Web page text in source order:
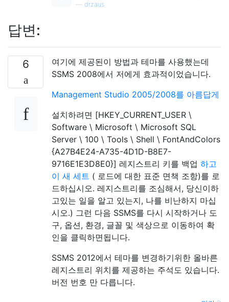
drzaus
답변:
6
여기에 제공된이 방법과 테마를 사용했는데
SSMS 2008에서 저에게 효과적이었습니다.
Management Studio 2005/2008를 아름답게
설치하려면 [HKEY_CURRENT_USER \
Software \ Microsoft \ Microsoft SQL
Server \ 100 \ Tools \ Shell \ FontAndColors
{A27B4E24-A735-4D1D-B8E7-
9716E1E3D8E0}] 레지스트리 키를 백업 하고
이 새 세트 ( 로드에 대한 표준 면책 조항)를 로
드하십시오. 레지스트리를 조심해서, 당신이하
고있는 일을 알고 있는지, 나를 비난하지 마십
시오.) 그런 다음 SSMS를 다시 시작하거나 도
구, 옵션, 환경, 글꼴 및 색상으로 이동하여 확
인을 클릭하면됩니다.
SSMS 2012에서 테마를 변경하기위한 올바른
레지스트리 위치를 제공하는 주석도 있습니다.
버전 번호 만 다릅니다.